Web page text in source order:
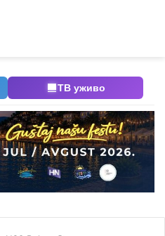
ТВ уживо